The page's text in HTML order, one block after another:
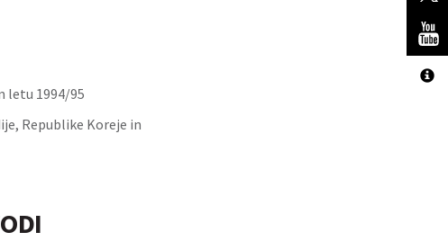
letu 1994/95
Republike Koreje in